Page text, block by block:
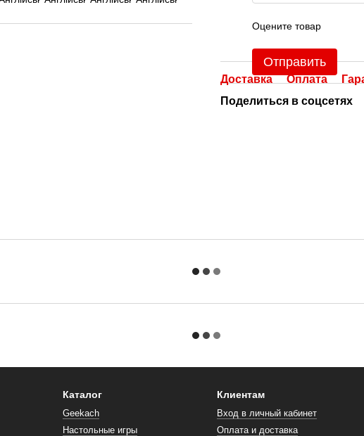
Оцените товар
Отправить
Доставка Оплата
Поделиться в соцсетях
Каталог
Geekach
Настольные игры
Клиентам
Вход в личный кабинет
Оплата и доставка